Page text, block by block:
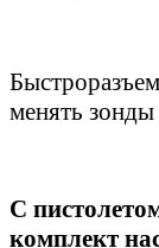
менять зонды
С
комплект